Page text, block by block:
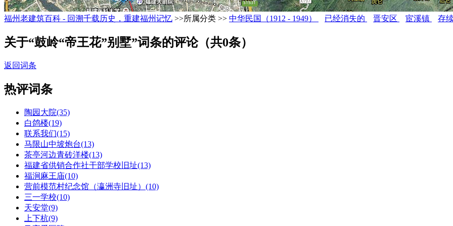
福州老建筑百科 - 回溯千载历史，重建福州记忆 >>所属分类 >> 中华民国（1912 - 1949） 已经消失的 晋安区 宦溪镇 存
关于“鼓岭“帝王花”别墅”词条的评论（共0条）
返回词条
热评词条
陶园大院(35)
白鸽楼(19)
联系我们(15)
马限山中坡炮台(13)
茶亭河边青砖洋楼(13)
福建省供销合作社干部学校旧址(13)
福涧麻王庙(10)
营前模范村纪念馆（瀛洲寺旧址）(10)
三一学校(10)
天安堂(9)
上下杭(9)